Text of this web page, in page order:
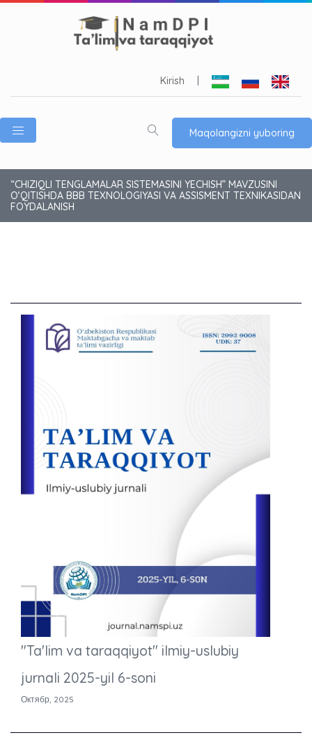
Kirish
Maqolangizni yuboring
“CHIZIQLI TENGLAMALAR SISTEMASINI YECHISH” MAVZUSINI
O‘QITISHDA BBB TEXNOLOGIYASI VA ASSISMENT TEXNIKASIDAN
FOYDALANISH
"Ta'lim va taraqqiyot" ilmiy-uslubiy
jurnali 2025-yil 6-soni
Октябр, 2025